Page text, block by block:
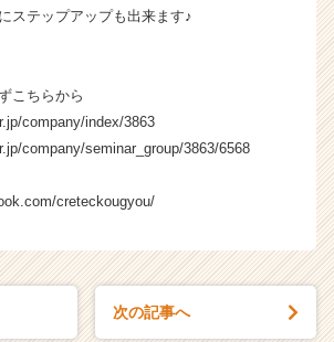
ス
ト
が
届
ト
ステップアップも出来ます♪
こちらから
company/index/3863
company/seminar_group/3863/6568
creteckougyou/
次の記事へ